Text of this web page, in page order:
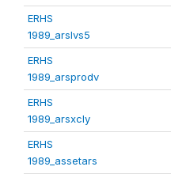
ERHS
1989_arslvs5
ERHS
1989_arsprodv
ERHS
1989_arsxcly
ERHS
1989_assetars